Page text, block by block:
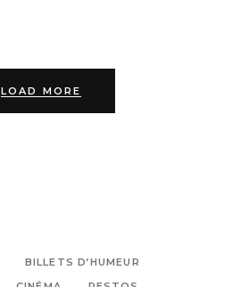
LOAD MORE
BILLETS D’HUMEUR